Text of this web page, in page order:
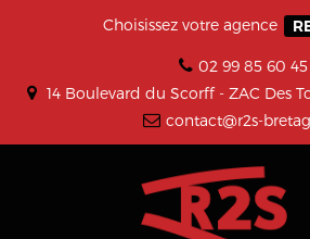
Choisissez votre agence
02 99 85 60 45
14 Boulevard du Scorff - ZAC Des
contact@r2s-